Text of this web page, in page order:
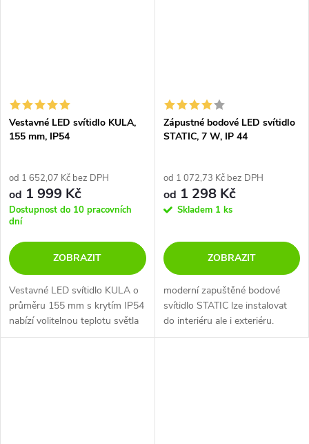
Vestavné LED svítidlo KULA,
155 mm, IP54
od 1 652,07 Kč bez DPH
od 1 999 Kč
Dostupnost do 10 pracovních
dní
ZOBRAZIT
Vestavné LED svítidlo KULA o
průměru 155 mm s krytím IP54
nabízí volitelnou teplotu světla
a snadnou instalaci do
Zápustné bodové LED svítidlo
STATIC, 7 W, IP 44
od 1 072,73 Kč bez DPH
od 1 298 Kč
Skladem 1 ks
ZOBRAZIT
moderní zapuštěné bodové
svítidlo STATIC lze instalovat
do interiéru ale i exteriéru.
Vysoké krytí IP44 umožňuje